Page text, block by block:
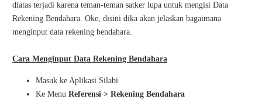
diatas terjadi karena teman-teman satker lupa untuk mengisi Data
Rekening Bendahara. Oke, disini dika akan jelaskan bagaimana
menginput data rekening bendahara.
Cara Menginput Data Rekening Bendahara
Masuk ke Aplikasi Silabi
Ke Menu Referensi > Rekening Bendahara